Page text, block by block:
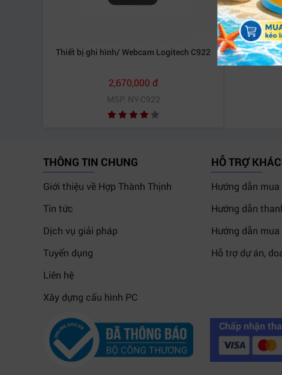
Thiết bị ghi hình/ Webcam Logitech C922
2,670,000 đ
MSP: NY-C922
THÔNG TIN CHUNG
Giới thiệu về Hợp Thành Thịnh
Tin tức
Dịch vụ giải pháp
Tuyển dụng
Liên hệ
Xây dựng cấu hình PC
HỖ TRỢ
Hướng dẫn
Hướng dẫn
Hướng dẫn
Hỗ trợ dự án,
Chấp nhận